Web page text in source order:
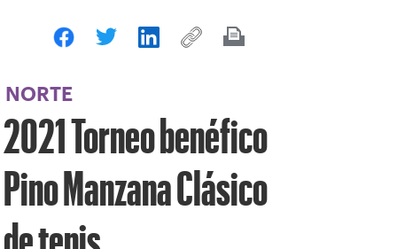
principio
NORTE
2021 Torneo benéfico
Pino Manzana Clásico
de tenis